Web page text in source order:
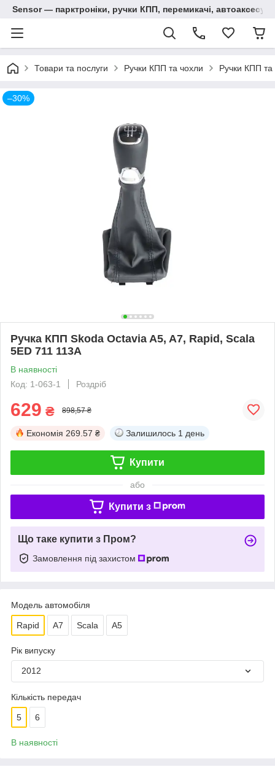
Sensor — парктроніки, ручки КПП, перемикачі,
Товари та послуги Ручки КПП та чохли Ручки КПП та
–30%
Ручка КПП Skoda Octavia A5, A7, Rapid, Scala
5ED 711 113A
В наявності
Код: 1-063-1
Роздріб
629 ₴ 898,57 ₴
Економія 269.57 ₴ Залишилось 1 день
Купити
або
Купити з
Що таке купити з Пром?
Замовлення під захистом
Модель автомобіля
Rapid A7 Scala A5
Рік випуску
2012
Кількість передач
5 6
В наявності